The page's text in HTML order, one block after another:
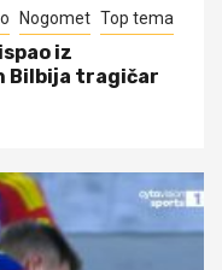
Nogomet Top tema
iz
Bilbija tragičar